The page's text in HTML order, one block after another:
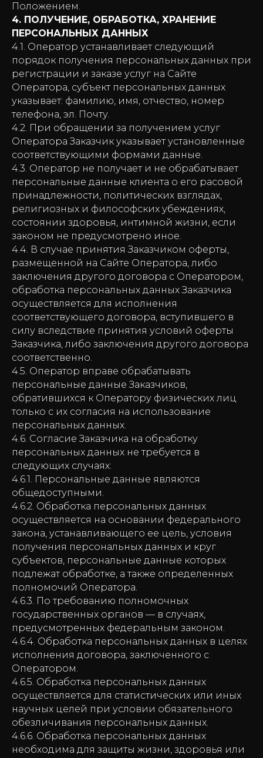
Положением.
4. ПОЛУЧЕНИЕ, ОБРАБОТКА, ХРАНЕНИЕ
ПЕРСОНАЛЬНЫХ ДАННЫХ
4.1. Оператор устанавливает следующий
порядок получения персональных данных при
регистрации и заказе услуг на Сайте
Оператора, субъект персональных данных
указывает: фамилию, имя, отчество, номер
телефона, эл. Почту.
4.2. При обращении за получением услуг
Оператора Заказчик указывает установленные
соответствующими формами данные.
4.3. Оператор не получает и не обрабатывает
персональные данные клиента о его расовой
принадлежности, политических взглядах,
религиозных и философских убеждениях,
состоянии здоровья, интимной жизни, если
законом не предусмотрено иное.
4.4. В случае принятия Заказчиком оферты,
размещенной на Сайте Оператора, либо
заключения другого договора с Оператором,
обработка персональных данных Заказчика
осуществляется для исполнения
соответствующего договора, вступившего в
силу вследствие принятия условий оферты
Заказчика, либо заключения другого договора
соответственно.
4.5. Оператор вправе обрабатывать
персональные данные Заказчиков,
обратившихся к Оператору физических лиц
только с их согласия на использование
персональных данных.
4.6. Согласие Заказчика на обработку
персональных данных не требуется в
следующих случаях:
4.6.1. Персональные данные являются
общедоступными.
4.6.2. Обработка персональных данных
осуществляется на основании федерального
закона, устанавливающего ее цель, условия
получения персональных данных и круг
субъектов, персональные данные которых
подлежат обработке, а также определенных
полномочий Оператора.
4.6.3. По требованию полномочных
государственных органов — в случаях,
предусмотренных федеральным законом.
4.6.4. Обработка персональных данных в целях
исполнения договора, заключенного с
Оператором.
4.6.5. Обработка персональных данных
осуществляется для статистических или иных
научных целей при условии обязательного
обезличивания персональных данных.
4.6.6. Обработка персональных данных
необходима для защиты жизни, здоровья или